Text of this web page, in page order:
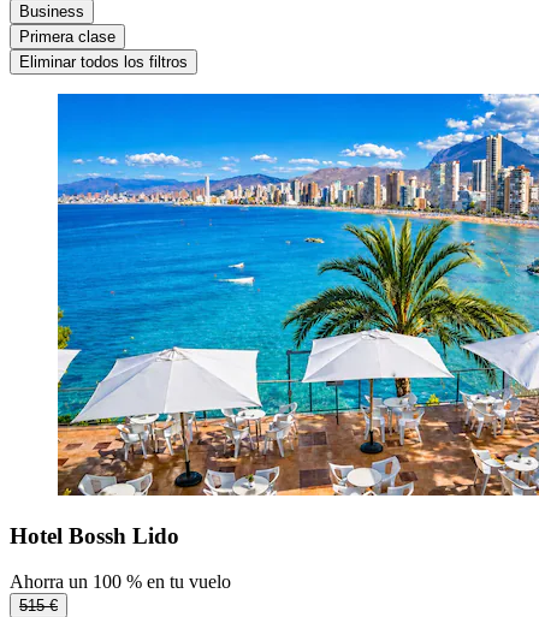
Business
Primera clase
Eliminar todos los filtros
Hotel Bossh Lido
Ahorra un 100 % en tu vuelo
515 €